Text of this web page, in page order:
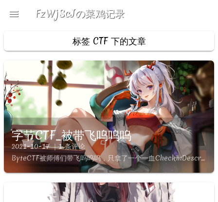
menu FzWjScJの菜鸡记录
标签 CTF下的文章
字节CTF_被带飞呜呜呜
2021-10-17 ｜1 条评论
ByteCTF被师傅们带飞呜呜呜，只拿了一个一血CheckinDescription字节跳动安全系列活动主题名字是什么？你造吗？关注【字节跳动安全中心】公众号并回复本次大赛主题（4字），会有意外...